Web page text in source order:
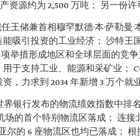
资源约为 2,500 万吨； 另一份
任王储兼首相穆罕默德·本·萨勒
吸引投资的工业经济； 沙特王
举措形成地区和全球层面的竞
于支持工业、能源和采矿业；
，力求到 2034 年新增 3 万个就
界银行发布的物流绩效指数中排
场的首个特别物流区落成； 连
尔的 6 座物流区也均已落成；